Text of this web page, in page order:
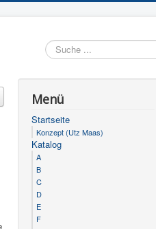
Menü
Startseite
Konzept (Utz Maas)
Katalog
A
B
C
D
E
F